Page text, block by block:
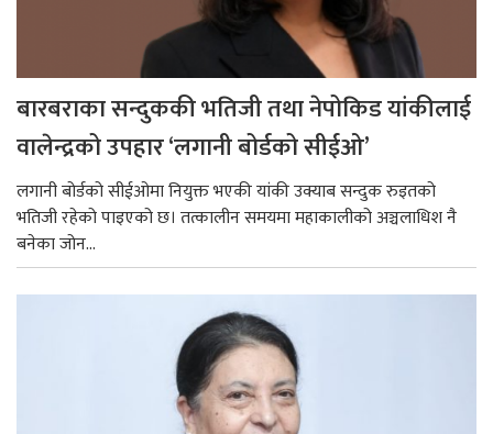
बारबराका सन्दुककी भतिजी तथा नेपोकिड यांकीलाई
वालेन्द्रको उपहार ‘लगानी बोर्डको सीईओ’
लगानी बोर्डको सीईओमा नियुक्त भएकी यांकी उक्याब सन्दुक रुइतको
भतिजी रहेको पाइएको छ। तत्कालीन समयमा महाकालीको अञ्चलाधिश नै
बनेका जोन...